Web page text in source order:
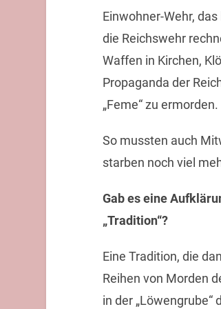
Einwohner-Wehr,
die Reichswehr
Waffen in Kirchen,
Propaganda der
„Feme“ zu ermorden.
So mussten auch
starben noch viel
Gab es eine
„Tradition“?
Eine Tradition, die
Reihen von Morden
in der